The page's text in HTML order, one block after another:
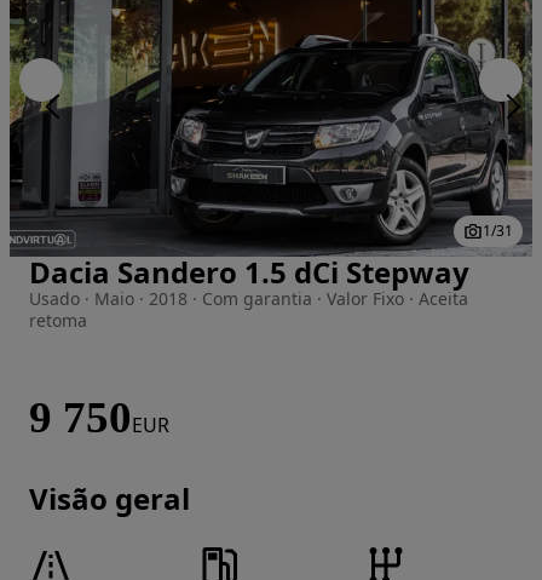
Imagem 1 de 31
1/31
Dacia Sandero 1.5 dCi Stepway
Usado · Maio · 2018 · Com garantia · Valor Fixo · Aceita
retoma
9 750EUR
Visão geral